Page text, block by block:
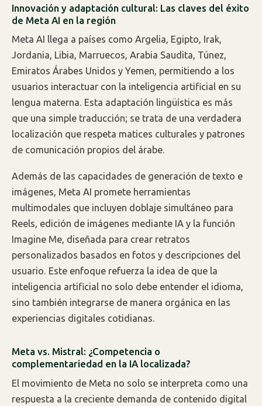
Innovación y adaptación cultural: Las claves del éxito
de Meta AI en la región
Meta AI llega a países como Argelia, Egipto, Irak,
Jordania, Libia, Marruecos, Arabia Saudita, Túnez,
Emiratos Árabes Unidos y Yemen, permitiendo a los
usuarios interactuar con la inteligencia artificial en su
lengua materna. Esta adaptación lingüística es más
que una simple traducción; se trata de una verdadera
localización que respeta matices culturales y patrones
de comunicación propios del árabe.
Además de las capacidades de generación de texto e
imágenes, Meta AI promete herramientas
multimodales que incluyen doblaje simultáneo para
Reels, edición de imágenes mediante IA y la función
Imagine Me, diseñada para crear retratos
personalizados basados en fotos y descripciones del
usuario. Este enfoque refuerza la idea de que la
inteligencia artificial no solo debe entender el idioma,
sino también integrarse de manera orgánica en las
experiencias digitales cotidianas.
Meta vs. Mistral: ¿Competencia o
complementariedad en la IA localizada?
El movimiento de Meta no solo se interpreta como una
respuesta a la creciente demanda de contenido digital